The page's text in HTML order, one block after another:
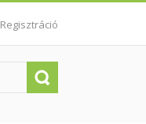
Regisztráció